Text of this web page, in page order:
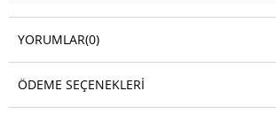
YORUMLAR(0)
ÖDEME SEÇENEKLERI